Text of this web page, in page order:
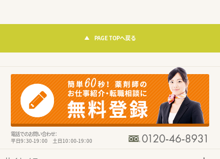
PAGE TOPへ戻る
電話でのお問い合わせ：
平日9：30-19：00 土日10：00-19：00